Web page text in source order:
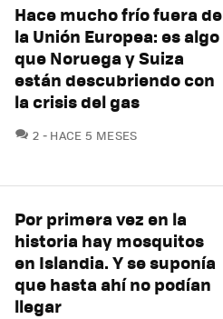
Hace mucho frío fuera de
la Unión Europea: es algo
que Noruega y Suiza
están descubriendo con
la crisis del gas
2 COMENTARIOS
HACE 5 MESES
Por primera vez en la
historia hay mosquitos
en Islandia. Y se suponía
que hasta ahí no podían
llegar